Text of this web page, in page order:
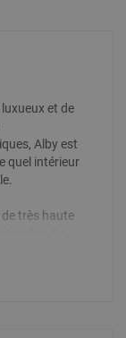
et de
Alby est
quel intérieur
très haute
épurées du
look luxueux,